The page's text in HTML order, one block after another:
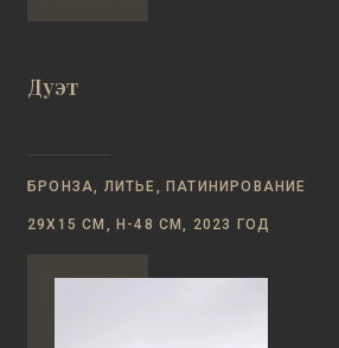
Дуэт
БРОНЗА, ЛИТЬЕ, ПАТИНИРОВАНИЕ
29Х15 СМ, Н-48 СМ, 2023 ГОД